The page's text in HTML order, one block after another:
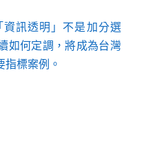
訊透明」不是加分選
如何定調，將成為台灣
指標案例。